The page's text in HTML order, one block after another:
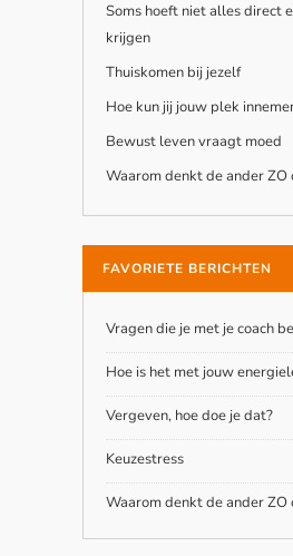
Soms hoeft niet alles direct
krijgen
Thuiskomen bij jezelf
Hoe kun jij jouw plek
Bewust leven vraagt moed
Waarom denkt de ander ZO
FAVORIETE BERICHTEN
Vragen die je met je coach
Hoe is het met jouw
Vergeven, hoe doe je dat?
Keuzestress
Waarom denkt de ander ZO